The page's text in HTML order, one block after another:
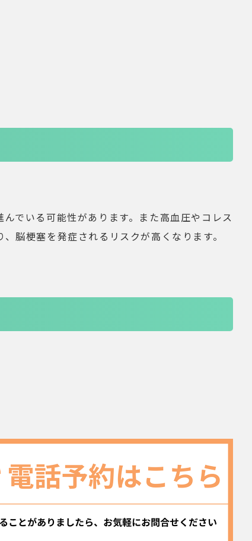
でいる可能性があります。また高血圧やコレス
脳梗塞を発症されるリスクが高くなります。